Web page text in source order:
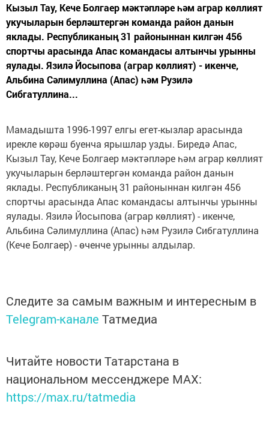
Кызыл Тау, Кече Болгаер мәктәпләре һәм аграр көллият
укучыларын берләштергән команда район данын
яклады. Республиканың 31 районыннан килгән 456
спортчы арасында Апас командасы алтынчы урынны
яулады. Язилә Йосыпова (аграр көллият) - икенче,
Альбина Сәлимуллина (Апас) һәм Рузилә
Сибгатуллина...
Мамадышта 1996-1997 елгы егет-кызлар арасында
ирекле көрәш буенча ярышлар узды. Биредә Апас,
Кызыл Тау, Кече Болгаер мәктәпләре һәм аграр көллият
укучыларын берләштергән команда район данын
яклады. Республиканың 31 районыннан килгән 456
спортчы арасында Апас командасы алтынчы урынны
яулады. Язилә Йосыпова (аграр көллият) - икенче,
Альбина Сәлимуллина (Апас) һәм Рузилә Сибгатуллина
(Кече Болгаер) - өченче урынны алдылар.
Следите за самым важным и интересным в
Telegram-канале Татмедиа
Читайте новости Татарстана в
национальном мессенджере MАХ:
https://max.ru/tatmedia